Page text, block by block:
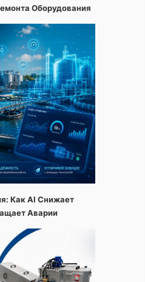
Оборудования
Как AI Снижает
Аварии